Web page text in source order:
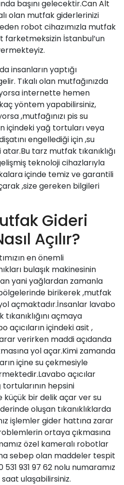
başını gelecektir.Can Alt
olan mutfak giderlerinizi
robot cihazımızla mutfak
farketmeksizin İstanbul’un
insanların yaptığı
Tıkalı olan mutfağınızda
internette hemen
yöntem yapabilirsiniz,
,mutfağınızı pis su
içindeki yağ tortuları veya
engellediği için ,su
tarz mutfak tıkanıklığı
teknoloji cihazlarıyla
içinde temiz ve garantili
,size gereken bilgileri
Gideri
Açılır?
en önemli
bulaşık makinesinin
yani yağlardan zamanla
birikerek ,mutfak
açmaktadır.İnsanlar lavabo
açmaya
açıcıların içindeki asit ,
verirken maddi açıdanda
yol açar.Kimi zamanda
içine su çekmesiyle
açıcılar
hepsini
bir delik açar ver su
oluşan tıkanıklıklarda
işlemler gider hattına zarar
ortaya çıkmasına
özel kameralı robotlar
sebep olan maddeler tespit
931 97 62 nolu numaramız
ulaşabilirsiniz.